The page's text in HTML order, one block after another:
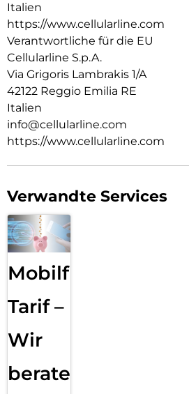
Italien
https://www.cellularline.com
Verantwortliche für die EU
Cellularline S.p.A.
Via Grigoris Lambrakis 1/A
42122 Reggio Emilia RE
Italien
info@cellularline.com
https://www.cellularline.com
Verwandte Services
Mobilfunk
Tarif –
Wir
beraten